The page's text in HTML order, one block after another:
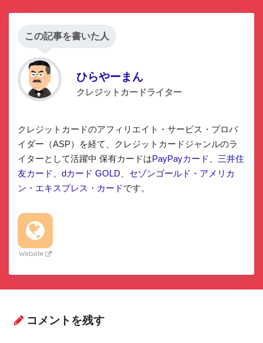
この記事を書いた人
ひらやーまん
クレジットカードライター
クレジットカードのアフィリエイト・サービス・プロバ
イダー（ASP）を経て、クレジットカードジャンルのラ
イターとして活躍中 保有カードはPayPayカード
三井住
友カード
dカード GOLD
セゾンゴールド・アメリカ
ン・エキスプレス・カードです。
Website
コメントを残す